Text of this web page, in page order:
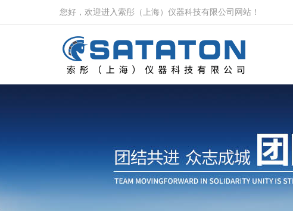
您好，欢迎进入索彤（上海）仪器科技有限公司网站！